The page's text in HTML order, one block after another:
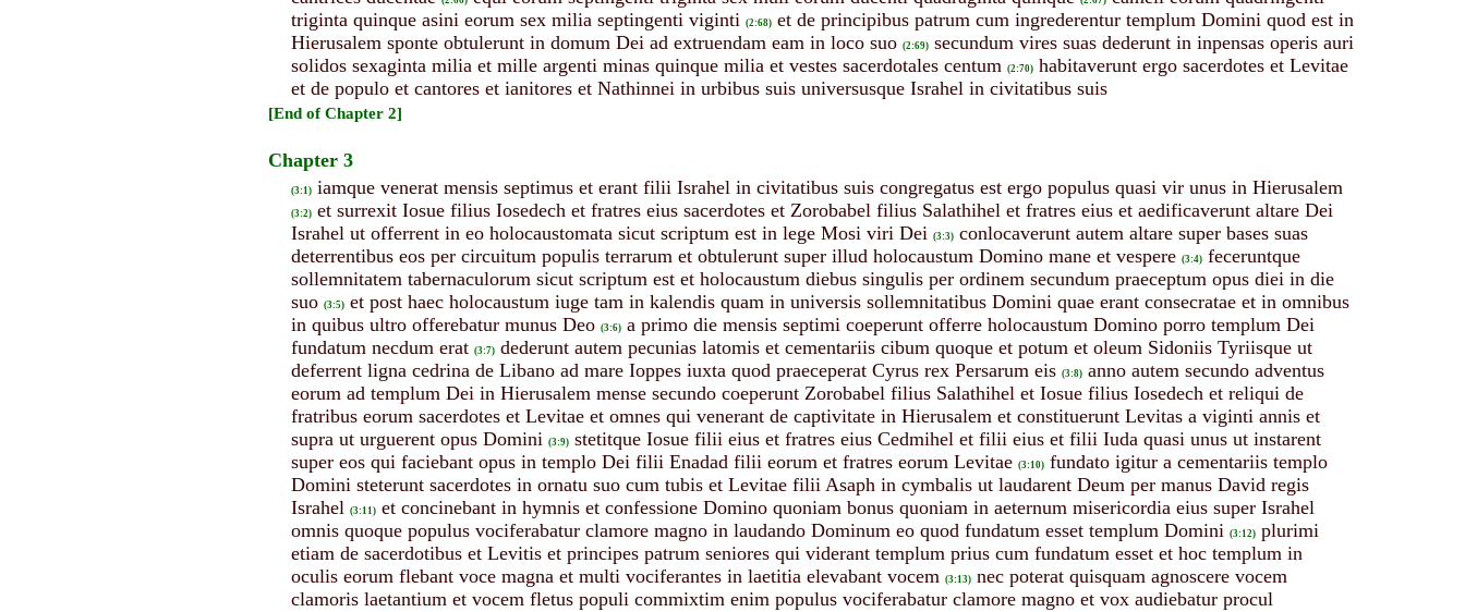
triginta quinque asini eorum sex milia septingenti viginti (2:68) et de principibus patrum cum ingrederentur templum Domini quod est in
Hierusalem sponte obtulerunt in domum Dei ad extruendam eam in loco suo (2:69) secundum vires suas dederunt in inpensas operis auri
solidos sexaginta milia et mille argenti minas quinque milia et vestes sacerdotales centum (2:70) habitaverunt ergo sacerdotes et Levitae
et de populo et cantores et ianitores et Nathinnei in urbibus suis universusque Israhel in civitatibus suis
[End of Chapter 2]
Chapter 3
(3:1) iamque venerat mensis septimus et erant filii Israhel in civitatibus suis congregatus est ergo populus quasi vir unus in Hierusalem
(3:2) et surrexit Iosue filius Iosedech et fratres eius sacerdotes et Zorobabel filius Salathihel et fratres eius et aedificaverunt altare Dei
Israhel ut offerrent in eo holocaustomata sicut scriptum est in lege Mosi viri Dei (3:3) conlocaverunt autem altare super bases suas
deterrentibus eos per circuitum populis terrarum et obtulerunt super illud holocaustum Domino mane et vespere (3:4) feceruntque
sollemnitatem tabernaculorum sicut scriptum est et holocaustum diebus singulis per ordinem secundum praeceptum opus diei in die
suo (3:5) et post haec holocaustum iuge tam in kalendis quam in universis sollemnitatibus Domini quae erant consecratae et in omnibus
in quibus ultro offerebatur munus Deo (3:6) a primo die mensis septimi coeperunt offerre holocaustum Domino porro templum Dei
fundatum necdum erat (3:7) dederunt autem pecunias latomis et cementariis cibum quoque et potum et oleum Sidoniis Tyriisque ut
deferrent ligna cedrina de Libano ad mare Ioppes iuxta quod praeceperat Cyrus rex Persarum eis (3:8) anno autem secundo adventus
eorum ad templum Dei in Hierusalem mense secundo coeperunt Zorobabel filius Salathihel et Iosue filius Iosedech et reliqui de
fratribus eorum sacerdotes et Levitae et omnes qui venerant de captivitate in Hierusalem et constituerunt Levitas a viginti annis et
supra ut urguerent opus Domini (3:9) stetitque Iosue filii eius et fratres eius Cedmihel et filii eius et filii Iuda quasi unus ut instarent
super eos qui faciebant opus in templo Dei filii Enadad filii eorum et fratres eorum Levitae (3:10) fundato igitur a cementariis templo
Domini steterunt sacerdotes in ornatu suo cum tubis et Levitae filii Asaph in cymbalis ut laudarent Deum per manus David regis
Israhel (3:11) et concinebant in hymnis et confessione Domino quoniam bonus quoniam in aeternum misericordia eius super Israhel
omnis quoque populus vociferabatur clamore magno in laudando Dominum eo quod fundatum esset templum Domini (3:12) plurimi
etiam de sacerdotibus et Levitis et principes patrum seniores qui viderant templum prius cum fundatum esset et hoc templum in
oculis eorum flebant voce magna et multi vociferantes in laetitia elevabant vocem (3:13) nec poterat quisquam agnoscere vocem
clamoris laetantium et vocem fletus populi commixtim enim populus vociferabatur clamore magno et vox audiebatur procul